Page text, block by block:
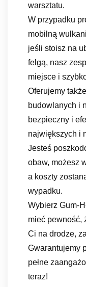
warsztatu.
W przypadku
mobilną
jeśli stoisz na
felgą, nasz
miejsce i
Oferujemy
budowlanych i
bezpieczny i
największych i
Jesteś
obaw, możesz
a koszty
wypadku.
Wybierz Gum-
mieć pewność,
Ci na drodze,
Gwarantujemy
pełne
teraz!